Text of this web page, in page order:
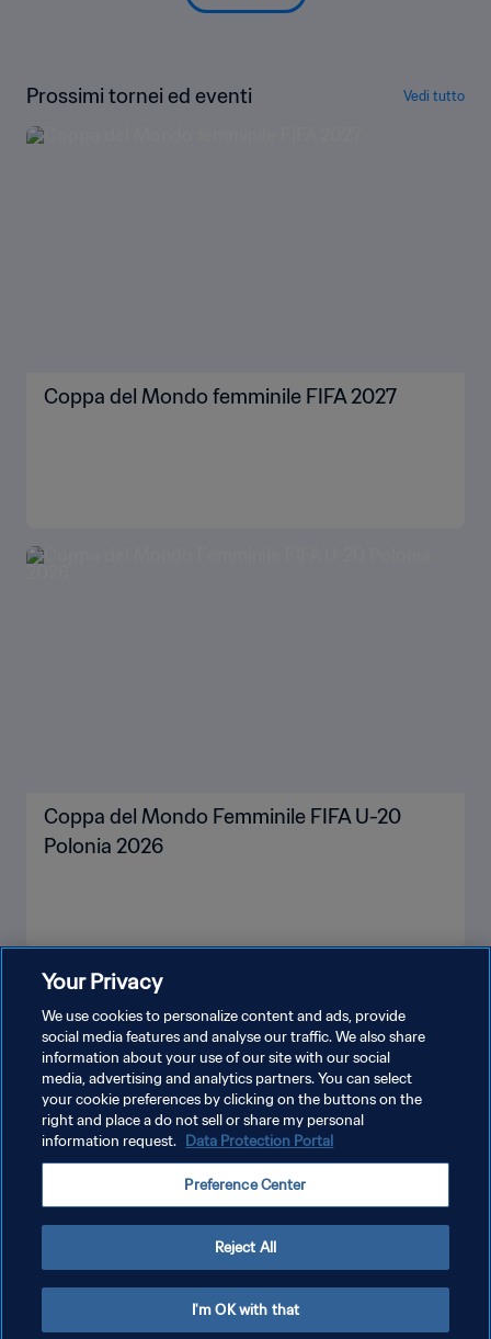
Prossimi tornei ed eventi Vedi tutto
Coppa del Mondo femminile FIFA 2027
Coppa del Mondo Femminile FIFA U-20
Polonia 2026
PRIVACY POLICY
GESTISCI LE TUE PREFERENZE PER I COOKIES
Copyright © 1994 - 2026 FIFA. Tutti i diritti riservati.
Your Privacy
We use cookies to personalize content and ads, provide
social media features and analyse our traffic. We also share
information about your use of our site with our social
media, advertising and analytics partners. You can select
your cookie preferences by clicking on the buttons on the
right and place a do not sell or share my personal
information request. Data Protection Portal
Preference Center
Reject All
I'm OK with that